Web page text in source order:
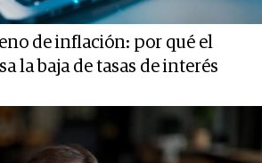
de inflación: por qué el
la baja de tasas de interés